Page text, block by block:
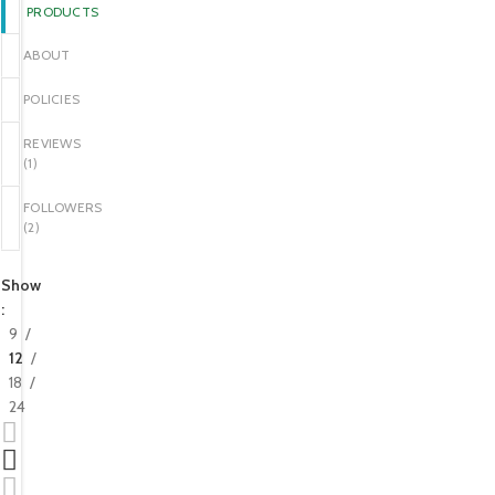
PRODUCTS
ABOUT
POLICIES
REVIEWS
(1)
FOLLOWERS
(2)
Show
9
12
18
24